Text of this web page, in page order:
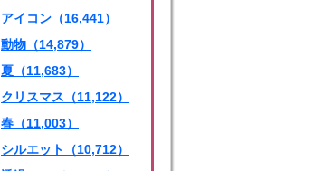
アイコン（16,441）
動物（14,879）
夏（11,683）
クリスマス（11,122）
春（11,003）
シルエット（10,712）